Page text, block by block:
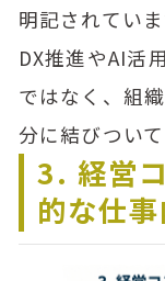
明記されていま
DX推進やAI活
ではなく、組
分に結びつい
3. 経営
的な仕